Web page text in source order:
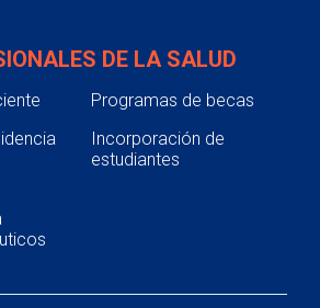
DE LA SALUD
Programas de becas
Incorporación de
estudiantes